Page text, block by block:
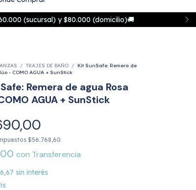
(sucursal) y $80.000 (domicilio)🚚
/ TRAJES DE BAÑO / Kit SunSafe: Remera de
- COMO AGUA + SunStick
Remera de agua Rosa
AGUA + SunStick
$56.768,60
con Transferencia
sin interés